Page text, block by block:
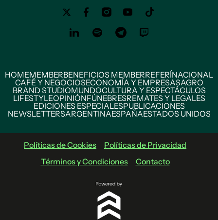
HOMEMEMBERBENEFICIOS MEMBERREFERÍNACIONAL
CAFÉ Y NEGOCIOSECONOMÍA Y EMPRESASAGRO
BRAND STUDIOMUNDOCULTURA Y ESPECTÁCULOS
LIFESTYLEOPINIÓNFÚNEBRESREMATES Y LEGALES
EDICIONES ESPECIALESPUBLICACIONES
NEWSLETTERSARGENTINAESPAÑAESTADOS UNIDOS
Políticas de Cookies
Políticas de Privacidad
Términos y Condiciones
Contacto